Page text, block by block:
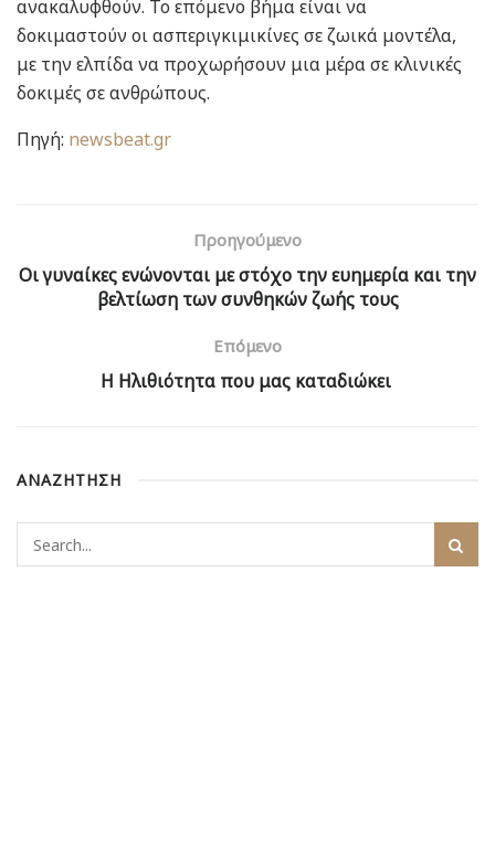
ανακαλυφθούν. Το επόμενο βήμα είναι να
δοκιμαστούν οι ασπεριγκιμικίνες σε ζωικά μοντέλα,
με την ελπίδα να προχωρήσουν μια μέρα σε κλινικές
δοκιμές σε ανθρώπους.
Πηγή: newsbeat.gr
Προηγούμενο
Οι γυναίκες ενώνονται με στόχο την ευημερία και την
βελτίωση των συνθηκών ζωής τους
Επόμενο
Η Ηλιθιότητα που μας καταδιώκει
ΑΝΑΖΗΤΗΣΗ